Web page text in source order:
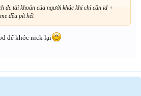
đc tài khoản của người khác khi chỉ cần id +
đều pít hết
để khóc nick lại